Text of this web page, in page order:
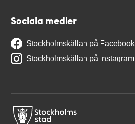
Sociala medier
Stockholmskällan på Facebook
Stockholmskällan på Instagram